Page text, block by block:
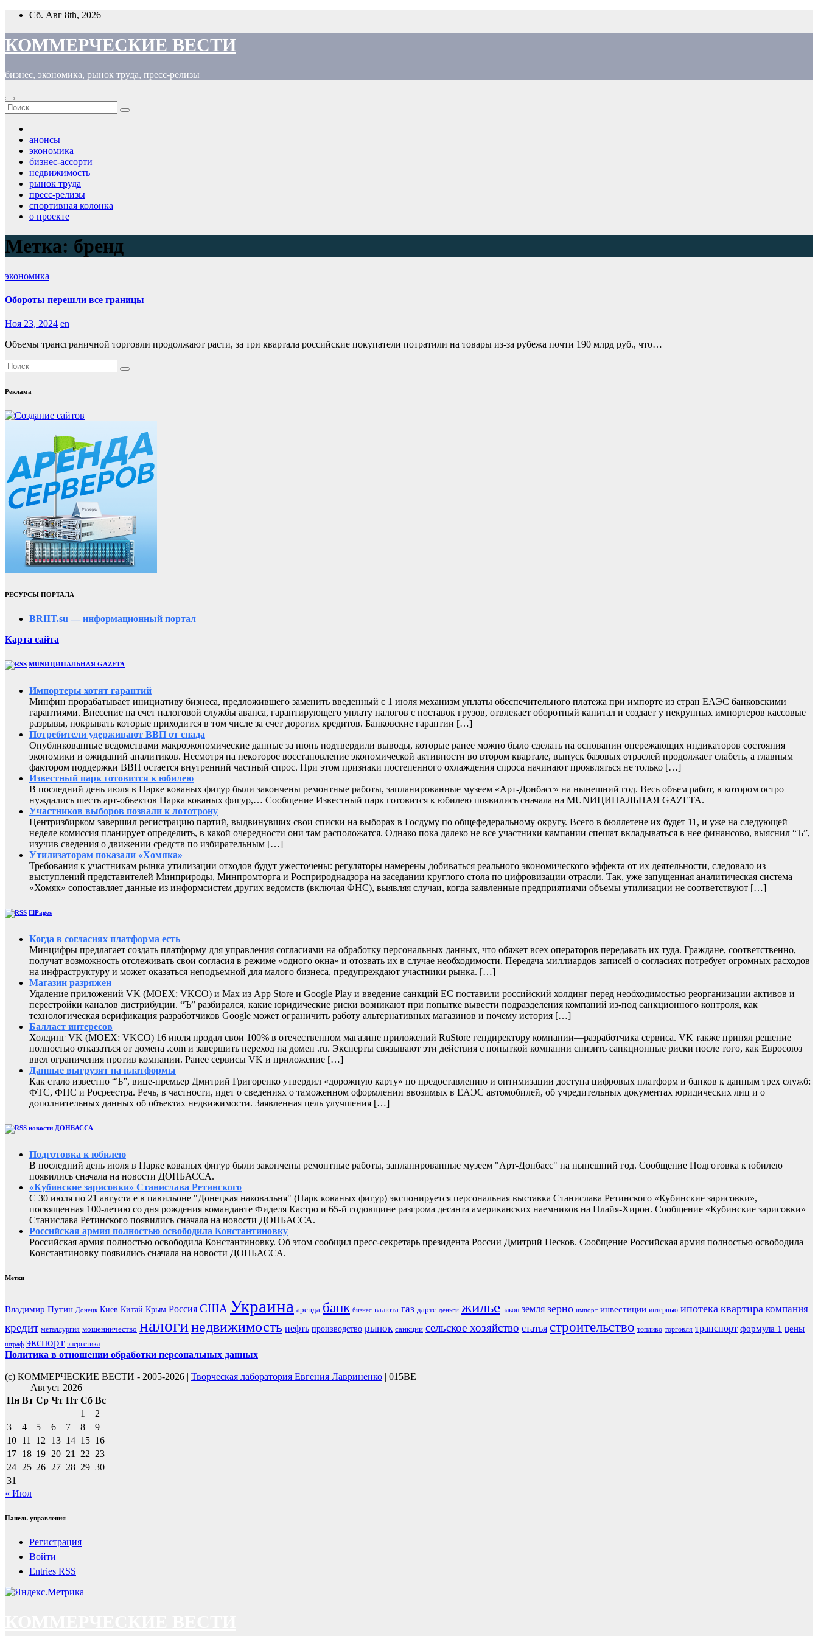
Перейти
содержимому
Сб. Авг 8th, 2026
КОММЕРЧЕСКИЕ ВЕСТИ
бизнес, экономика, рынок труда, пресс-релизы
анонсы
экономика
бизнес-ассорти
недвижимость
рынок труда
пресс-релизы
спортивная колонка
о проекте
Метка: бренд
экономика
Обороты перешли все границы
Ноя 23, 2024 en
Объемы трансграничной торговли продолжают расти, за три квартала российские покупатели потратили на товары из-за рубежа почти 190 млрд руб., что…
Реклама
РЕСУРСЫ ПОРТАЛА
BRIIT.su — информационный портал
Карта сайта
MUNИЦИПАЛЬНАЯ GAZЕТА
Импортеры хотят гарантий
Минфин прорабатывает инициативу бизнеса, предложившего заменить введенный с 1 июля механизм уплаты обеспечительного платежа при импорте из стран ЕАЭС банковскими
гарантиями. Внесение на счет налоговой службы аванса, гарантирующего уплату налогов с поставок грузов, отвлекает оборотный капитал и создает у некрупных импортеров кассовые
разрывы, покрывать которые приходится в том числе за счет дорогих кредитов. Банковские гарантии […]
Потребители удерживают ВВП от спада
Опубликованные ведомствами макроэкономические данные за июнь подтвердили выводы, которые ранее можно было сделать на основании опережающих индикаторов состояния
экономики и ожиданий аналитиков. Несмотря на некоторое восстановление экономической активности во втором квартале, выпуск базовых отраслей продолжает слабеть, а главным
фактором поддержки ВВП остается внутренний частный спрос. При этом признаки постепенного охлаждения спроса начинают проявляться не только […]
Известный парк готовится к юбилею
В последний день июля в Парке кованых фигур были закончены ремонтные работы, запланированные музеем «Арт-Донбасс» на нынешний год. Весь объем работ, в котором остро
нуждались шесть арт-обьектов Парка кованых фигур,… Сообщение Известный парк готовится к юбилею появились сначала на MUNИЦИПАЛЬНАЯ GAZЕТА.
Участников выборов позвали к лототрону
Центризбирком завершил регистрацию партий, выдвинувших свои списки на выборах в Госдуму по общефедеральному округу. Всего в бюллетене их будет 11, и уже на следующей
неделе комиссия планирует определить, в какой очередности они там расположатся. Однако пока далеко не все участники кампании спешат вкладываться в нее финансово, выяснил “Ъ”,
изучив сведения о движении средств по избирательным […]
Утилизаторам показали «Хомяка»
Требования к участникам рынка утилизации отходов будут ужесточены: регуляторы намерены добиваться реального экономического эффекта от их деятельности, следовало из
выступлений представителей Минприроды, Минпромторга и Росприроднадзора на заседании круглого стола по цифровизации отрасли. Так, уже запущенная аналитическая система
«Хомяк» сопоставляет данные из информсистем других ведомств (включая ФНС), выявляя случаи, когда заявленные предприятиями объемы утилизации не соответствуют […]
ElPages
Когда в согласиях платформа есть
Минцифры предлагает создать платформу для управления согласиями на обработку персональных данных, что обяжет всех операторов передавать их туда. Граждане, соответственно,
получат возможность отслеживать свои согласия в режиме «одного окна» и отозвать их в случае необходимости. Передача миллиардов записей о согласиях потребует огромных расходов
на инфраструктуру и может оказаться неподъемной для малого бизнеса, предупреждают участники рынка. […]
Магазин разряжен
Удаление приложений VK (MOEX: VKCO) и Max из App Store и Google Play и введение санкций ЕС поставили российский холдинг перед необходимостью реорганизации активов и
перестройки каналов дистрибуции. “Ъ” разбирался, какие юридические риски возникают при попытке вывести подразделения компаний из-под санкционного контроля, как
технологическая верификация разработчиков Google может ограничить работу альтернативных магазинов и почему история […]
Балласт интересов
Холдинг VK (MOEX: VKCO) 16 июля продал свои 100% в отечественном магазине приложений RuStore гендиректору компании—разработчика сервиса. VK также принял решение
полностью отказаться от домена .com и завершить переход на домен .ru. Эксперты связывают эти действия с попыткой компании снизить санкционные риски после того, как Евросоюз
ввел ограничения против компании. Ранее сервисы VK и приложение […]
Данные выгрузят на платформы
Как стало известно “Ъ”, вице-премьер Дмитрий Григоренко утвердил «дорожную карту» по предоставлению и оптимизации доступа цифровых платформ и банков к данным трех служб:
ФТС, ФНС и Росреестра. Речь, в частности, идет о сведениях о таможенном оформлении ввозимых в ЕАЭС автомобилей, об учредительных документах юридических лиц и о
дополнительных данных об объектах недвижимости. Заявленная цель улучшения […]
новости ДОНБАССА
Подготовка к юбилею
В последний день июля в Парке кованых фигур были закончены ремонтные работы, запланированные музеем "Арт-Донбасс" на нынешний год. Сообщение Подготовка к юбилею
появились сначала на новости ДОНБАССА.
«Кубинские зарисовки» Станислава Ретинского
С 30 июля по 21 августа е в павильоне "Донецкая наковальня" (Парк кованых фигур) экспонируется персональная выставка Станислава Ретинского «Кубинские зарисовки»,
посвященная 100-летию со дня рождения команданте Фиделя Кастро и 65-й годовщине разгрома десанта американских наемников на Плайя-Хирон. Сообщение «Кубинские зарисовки»
Станислава Ретинского появились сначала на новости ДОНБАССА.
Российская армия полностью освободила Константиновку
Российская армия полностью освободила Константиновку. Об этом сообщил пресс-секретарь президента России Дмитрий Песков. Сообщение Российская армия полностью освободила
Константиновку появились сначала на новости ДОНБАССА.
Метки
Владимир Путин Донецк Киев Китай Крым Россия США Украина аренда банк бизнес валюта газ дартс деньги жилье закон земля зерно импорт инвестиции интервью ипотека квартира компания
кредит металлургия мошенничество налогинедвижимость нефть производство рынок санкции сельское хозяйство статья строительство топливо торговля транспорт формула 1 цены
штраф экспорт энергетика
Политика в отношении обработки персональных данных
(с) КОММЕРЧЕСКИЕ ВЕСТИ - 2005-2026 | Творческая лаборатория Евгения Лавриненко | 015BE
Август 2026
Пн Вт Ср Чт Пт Сб Вс
1
2
3
4 5 6 7 8
9
10 11 12 13 14 15 16
17 18 19 20 21 22 23
24 25 26 27 28 29 30
31
« Июл
Панель управления
Регистрация
Войти
Entries RSS